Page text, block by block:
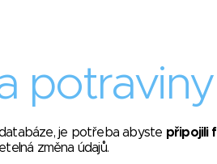
potraviny
je potřeba abyste připojili
změna údajů.